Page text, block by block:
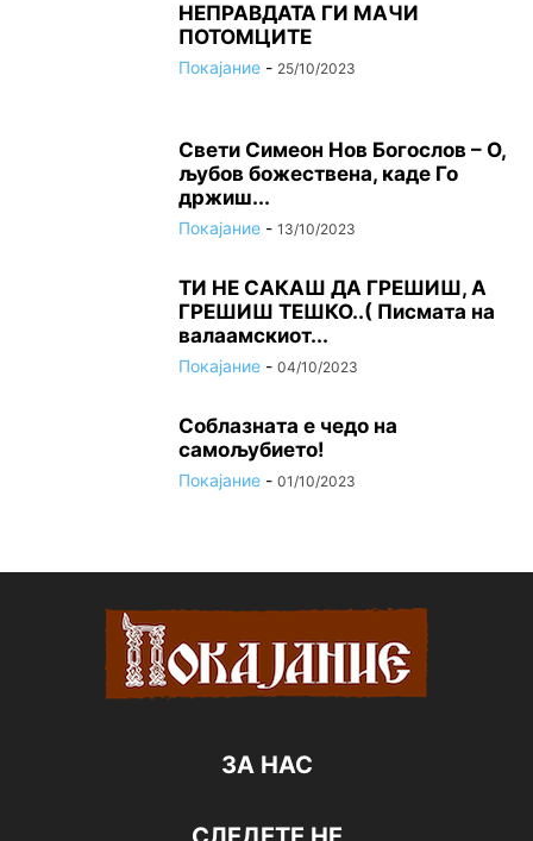
НЕПРАВДАТА ГИ МАЧИ
ПОТОМЦИТЕ
Покајание - 25/10/2023
Свети Симеон Нов Богослов – О,
љубов божествена, каде Го
држиш...
Покајание - 13/10/2023
ТИ НЕ САКАШ ДА ГРЕШИШ, А
ГРЕШИШ ТЕШКО..( Писмата на
валаамскиот...
Покајание - 04/10/2023
Соблазната е чедо на
самољубието!
Покајание - 01/10/2023
ЗА НАС